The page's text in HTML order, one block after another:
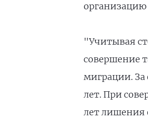
"Учитывая
совершение
миграции. За
лет. При
лет лишения